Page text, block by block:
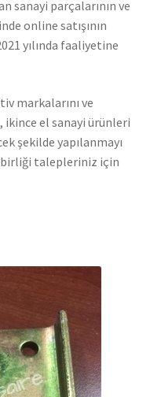
sanayi parçalarının ve
online satışının
yılında faaliyetine
markalarını ve
ikince el sanayi ürünleri
şekilde yapılanmayı
talepleriniz için